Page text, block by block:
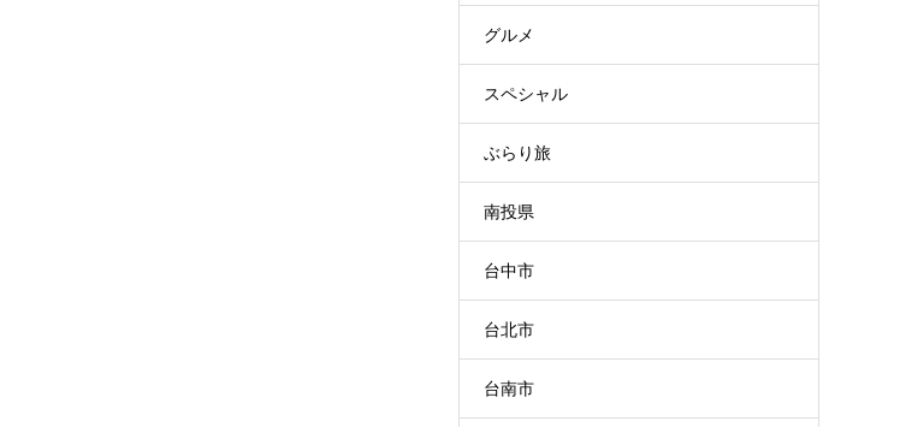
グルメ
スペシャル
ぶらり旅
南投県
台中市
台北市
台南市